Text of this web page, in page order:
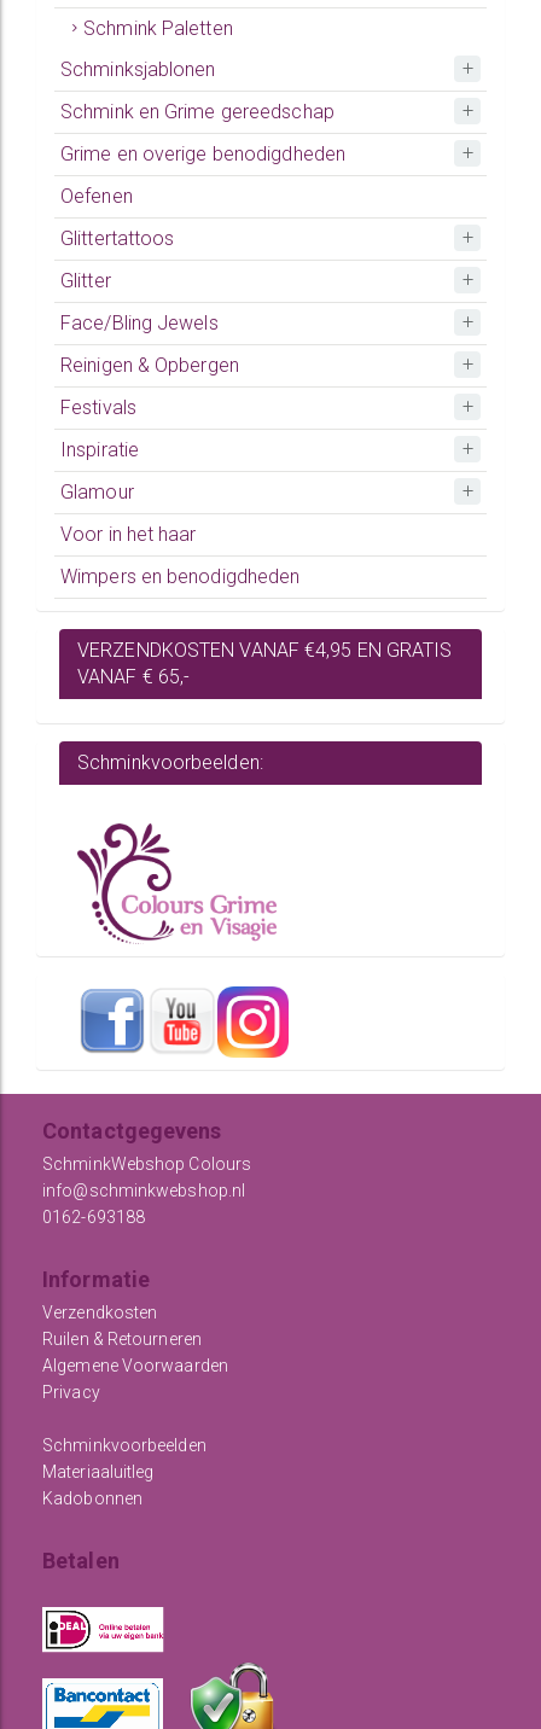
Schmink Paletten
Schminksjablonen
Schmink en Grime gereedschap
Grime en overige benodigdheden
Oefenen
Glittertattoos
Glitter
Face/Bling Jewels
Reinigen & Opbergen
Festivals
Inspiratie
Glamour
Voor in het haar
Wimpers en benodigdheden
VERZENDKOSTEN VANAF €4,95 EN GRATIS
VANAF € 65,-
Schminkvoorbeelden:
Contactgegevens
SchminkWebshop Colours
info@schminkwebshop.nl
0162-693188
Informatie
Verzendkosten
Ruilen & Retourneren
Algemene Voorwaarden
Privacy
Schminkvoorbeelden
Materiaaluitleg
Kadobonnen
Betalen